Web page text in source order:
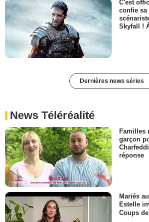
C'est
confie sa
Skyfall !
Dernières news séries
News Téléréalité
Familles
garçon
réponse
Mariés
Estelle
Coups